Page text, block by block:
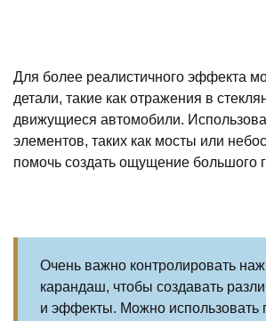
Для более реалистичного эффекта
детали, такие как отражения в
движущиеся автомобили.
элементов, таких как мосты или
помочь создать ощущение большого
Очень важно контролировать
карандаш, чтобы создавать
и эффекты. Можно использовать